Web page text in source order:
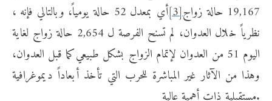
19,167 حالة زواج
[3]
، أي بمعدل 52 حالة يومياً، وبالتالي فإنه
نظرياً خلال العدوان، لم تسنح الفرصة ل 2,654 حالة زواج لغاية
اليوم 51 من العدوان لإتمام الزواج بشكل طبيعي كما قبل العدوان،
وهذا من الآثار غير المباشرة للحرب التي تأخذ أبعاداً ديموغرافية
مستقبلية ذات أهمية عالية.